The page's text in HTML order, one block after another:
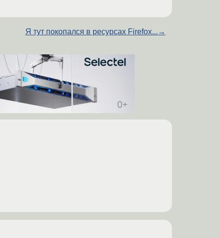
Я тут покопался в ресурсах Firefox... →